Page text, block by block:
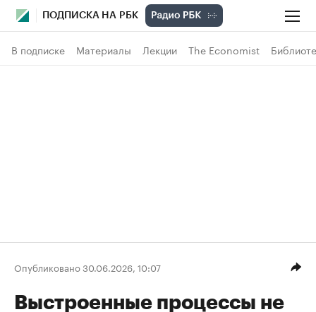
ПОДПИСКА НА РБК
В подписке Материалы Лекции The Economist
Опубликовано 30.06.2026, 10:07
Выстроенные процессы не